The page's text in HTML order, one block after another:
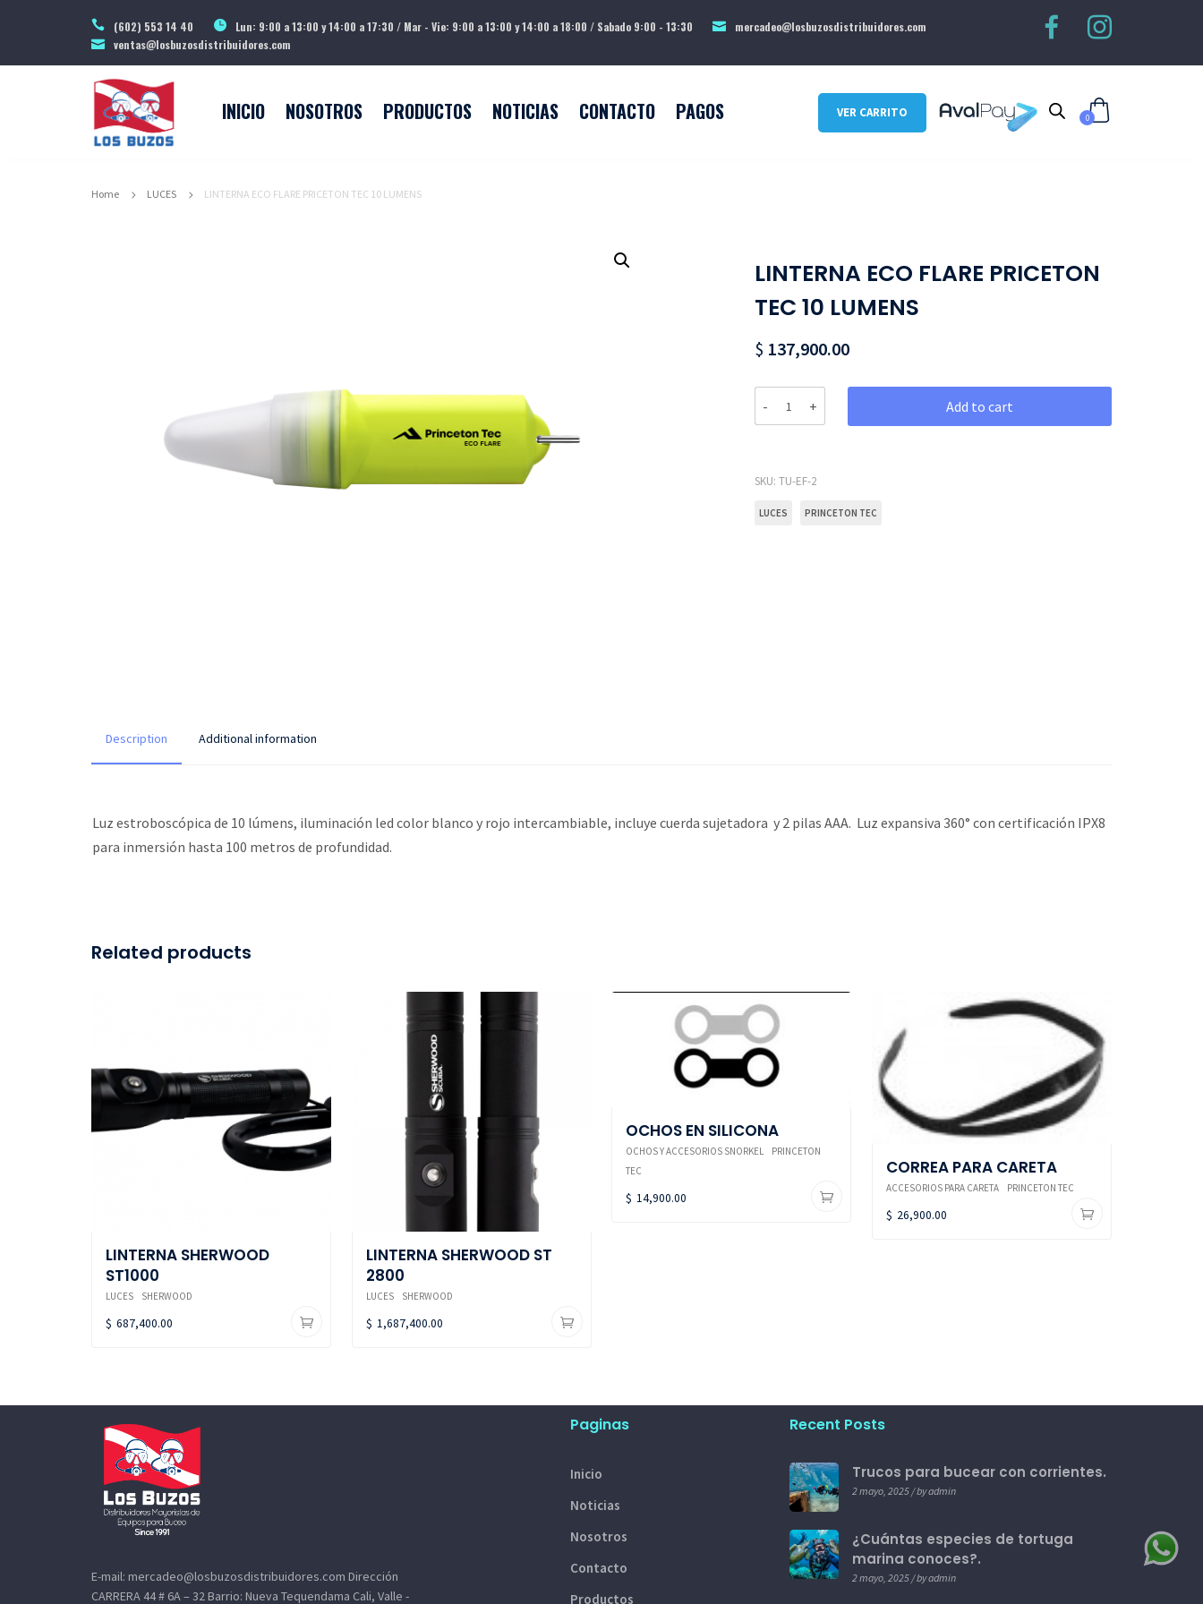
(602) 553 14 40 Lun: 9:00 a 13:00 y 14:00 a 17:30 / Mar - Vie: 9:00 a 13:00 y 14:00 a 18:00 / Sabado 9:00 - 13:30
mercadeo@losbuzosdistribuidores.com
ventas@losbuzosdistribuidores.com
VER CARRITO 0
INICIO NOSOTROS PRODUCTOS NOTICIAS CONTACTO PAGOS
Home LUCES LINTERNA ECO FLARE PRICETON TEC 10 LUMENS
LINTERNA ECO FLARE PRICETON
TEC 10 LUMENS
$ 137,900.00
Add to cart
SKU: TU-EF-2
LUCES PRINCETON TEC
Description Additional information
Luz estroboscópica de 10 lúmens, iluminación led color blanco y rojo intercambiable, incluye cuerda sujetadora y 2 pilas AAA. Luz expansiva 360° con certificación IPX8
para inmersión hasta 100 metros de profundidad.
Related products
LINTERNA SHERWOOD
ST1000
LUCES SHERWOOD
$ 687,400.00
LINTERNA SHERWOOD ST
2800
LUCES SHERWOOD
$ 1,687,400.00
OCHOS EN SILICONA
OCHOS Y ACCESORIOS SNORKEL
PRINCETON
TEC
$ 14,900.00
CORREA PARA CARETA
ACCESORIOS PARA CARETA PRINCETON TEC
$ 26,900.00
E-mail: mercadeo@losbuzosdistribuidores.com Dirección
CARRERA 44 # 6A – 32 Barrio: Nueva Tequendama Cali, Valle -
Paginas
Inicio
Noticias
Nosotros
Contacto
Productos
Recent Posts
Trucos para bucear con corrientes.
2 mayo, 2025 / by admin
¿Cuántas especies de tortuga
marina conoces?.
2 mayo, 2025 / by admin